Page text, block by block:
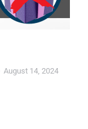
August 14, 2024